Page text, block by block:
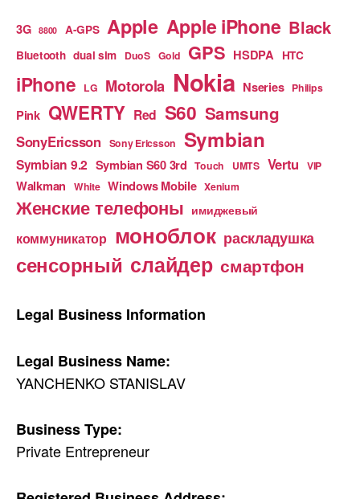
3G 8800 A-GPS Apple Apple iPhone Black
Bluetooth dual sim DuoS Gold GPS HSDPA HTC
iPhone LG Motorola Nokia Nseries Philips
Pink QWERTY Red S60 Samsung
SonyEricsson Sony Ericsson Symbian
Symbian 9.2 Symbian S60 3rd Touch UMTS Vertu VIP
Walkman White Windows Mobile Xenium
Женские телефоны имиджевый
коммуникатор моноблок раскладушка
сенсорный слайдер смартфон
Legal Business Information
Legal Business Name:
YANCHENKO STANISLAV
Business Type:
Private Entrepreneur